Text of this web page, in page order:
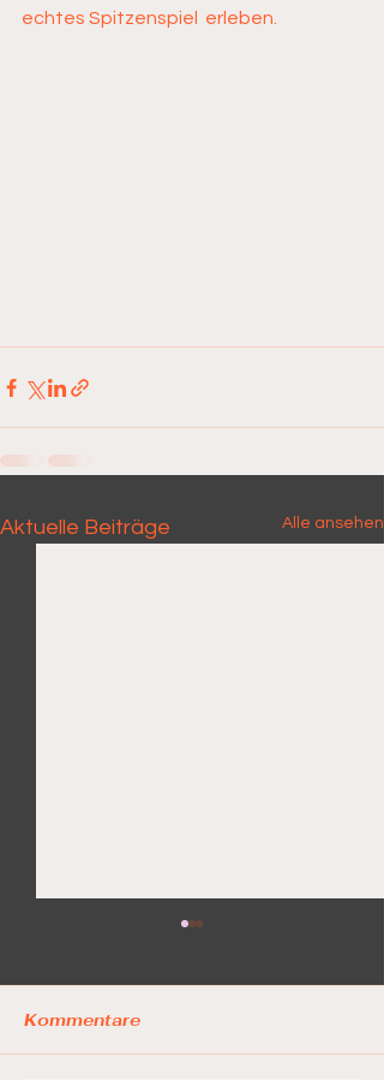
echtes Spitzenspiel  erleben.
Aktuelle Beiträge Alle ansehen
Kommentare